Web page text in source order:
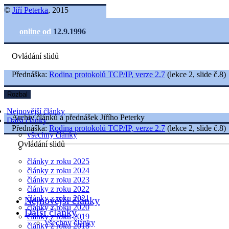
© Jiří Peterka, 2015
online od 12.9.1996
Ovládání slidů
Nejnovější články
Další články
všechny články
články z roku 2025
články z roku 2024
články z roku 2023
články z roku 2022
články z roku 2021
články z roku 2020
články z roku 2019
články z roku 2018
Přednáška: Rodina protokolů TCP/IP, verze 2.7 (lekce 2, slide č.8)
Rozbal
Archiv článků a přednášek Jiřího Peterky
Přednáška: Rodina protokolů TCP/IP, verze 2.7 (lekce 2, slide č.8)
Ovládání slidů
Nejnovější články
Další články
všechny články